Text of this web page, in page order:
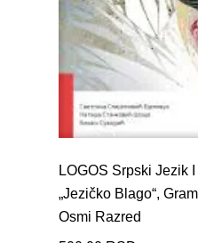
LOGOS Srpski Jezik
„Jezičko Blago“,
Osmi Razred